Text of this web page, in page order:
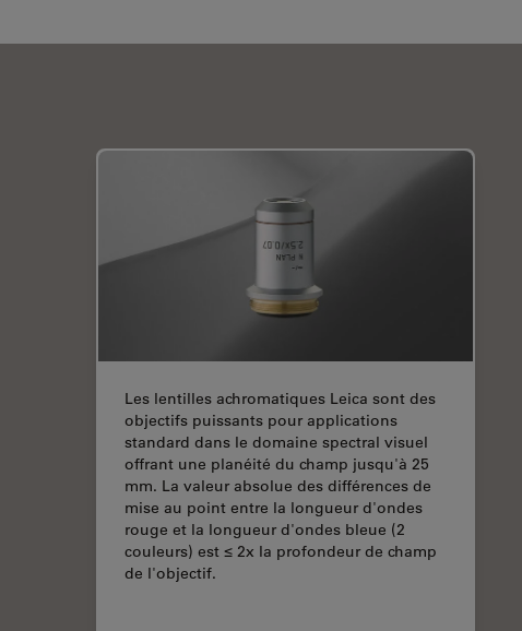
Les lentilles achromatiques Leica sont des
objectifs puissants pour applications
standard dans le domaine spectral visuel
offrant une planéité du champ jusqu'à 25
mm. La valeur absolue des différences de
mise au point entre la longueur d'ondes
rouge et la longueur d'ondes bleue (2
couleurs) est ≤ 2x la profondeur de champ
de l'objectif.